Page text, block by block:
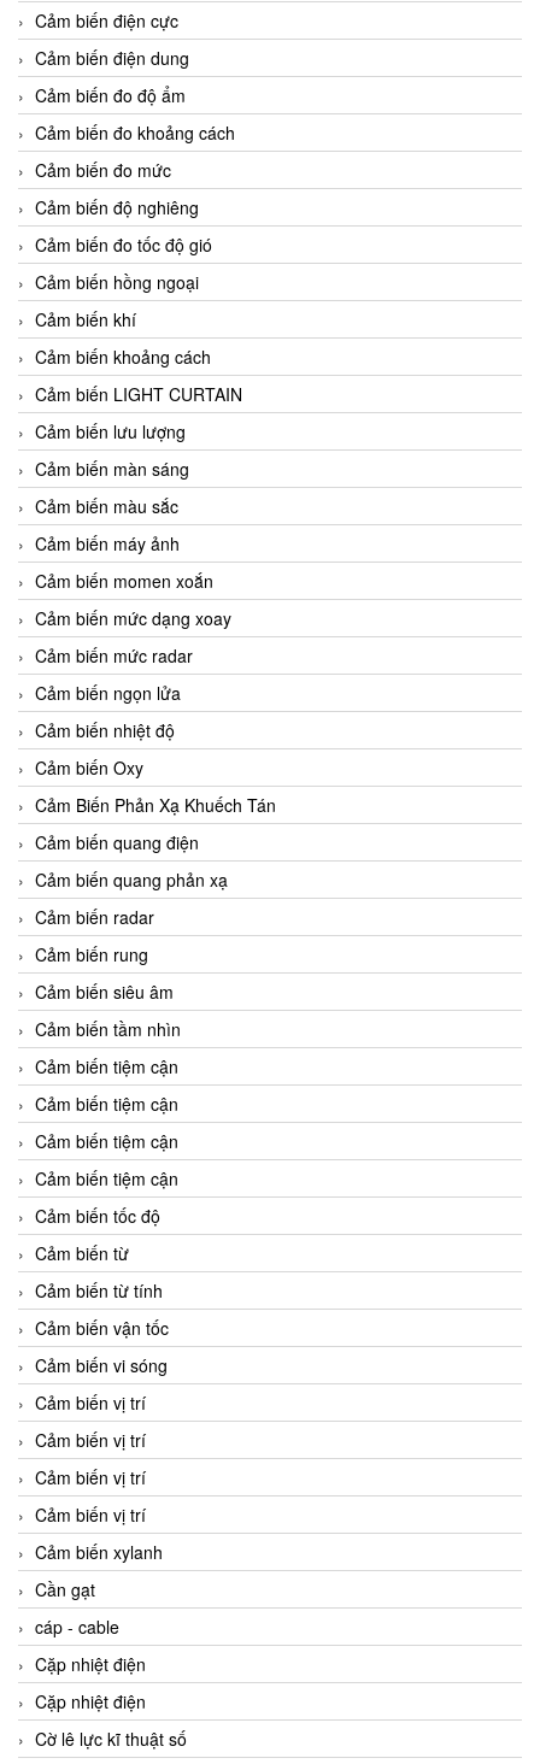
Cảm biến điện cực
Cảm biến điện dung
Cảm biến đo độ ẩm
Cảm biến đo khoảng cách
Cảm biến đo mức
Cảm biến độ nghiêng
Cảm biến đo tốc độ gió
Cảm biến hồng ngoại
Cảm biến khí
Cảm biến khoảng cách
Cảm biến LIGHT CURTAIN
Cảm biến lưu lượng
Cảm biến màn sáng
Cảm biến màu sắc
Cảm biến máy ảnh
Cảm biến momen xoắn
Cảm biến mức dạng xoay
Cảm biến mức radar
Cảm biến ngọn lửa
Cảm biến nhiệt độ
Cảm biến Oxy
Cảm Biến Phản Xạ Khuếch Tán
Cảm biến quang điện
Cảm biến quang phản xạ
Cảm biến radar
Cảm biến rung
Cảm biến siêu âm
Cảm biến tầm nhìn
Cảm biến tiệm cận
Cảm biến tiệm cận
Cảm biến tiệm cận
Cảm biến tiệm cận
Cảm biến tốc độ
Cảm biến từ
Cảm biến từ tính
Cảm biến vận tốc
Cảm biến vi sóng
Cảm biến vị trí
Cảm biến vị trí
Cảm biến vị trí
Cảm biến vị trí
Cảm biến xylanh
Cần gạt
cáp - cable
Cặp nhiệt điện
Cặp nhiệt điện
Cờ lê lực kĩ thuật số